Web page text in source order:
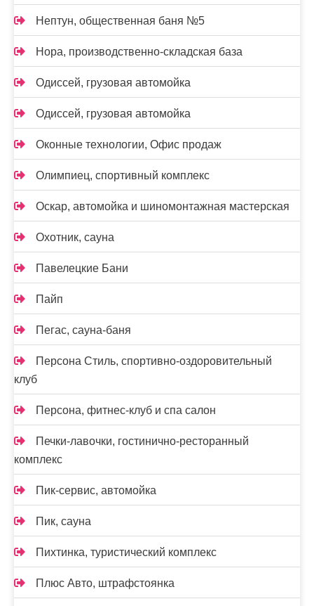
Нептун, общественная баня №5
Нора, производственно-складская база
Одиссей, грузовая автомойка
Одиссей, грузовая автомойка
Оконные технологии, Офис продаж
Олимпиец, спортивный комплекс
Оскар, автомойка и шиномонтажная мастерская
Охотник, сауна
Павелецкие Бани
Пайп
Пегас, сауна-баня
Персона Стиль, спортивно-оздоровительный
клуб
Персона, фитнес-клуб и спа салон
Печки-лавочки, гостинично-ресторанный
комплекс
Пик-сервис, автомойка
Пик, сауна
Пихтинка, туристический комплекс
Плюс Авто, штрафстоянка